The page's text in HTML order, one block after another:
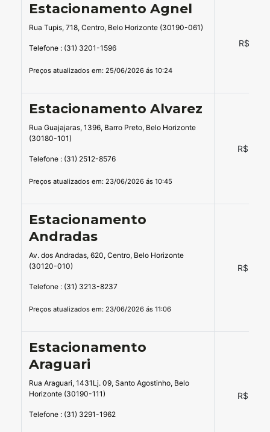
Estacionamento Agnel
Rua Tupis, 718, Centro, Belo Horizonte (30190-061)
Telefone : (31) 3201-1596
Preços atualizados em: 25/06/2026 ás 10:24
R$
Estacionamento Alvarez
Rua Guajajaras, 1396, Barro Preto, Belo Horizonte
(30180-101)
Telefone : (31) 2512-8576
Preços atualizados em: 23/06/2026 ás 10:45
R$
Estacionamento
Andradas
Av. dos Andradas, 620, Centro, Belo Horizonte
(30120-010)
Telefone : (31) 3213-8237
Preços atualizados em: 23/06/2026 ás 11:06
R$
Estacionamento
Araguari
Rua Araguari, 1431Lj. 09, Santo Agostinho, Belo
Horizonte (30190-111)
Telefone : (31) 3291-1962
R$